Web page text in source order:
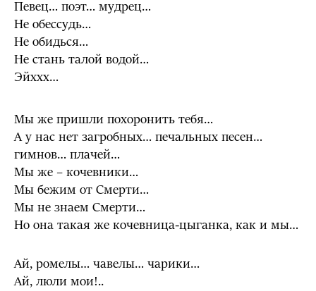
Певец… поэт… мудрец…
Не обессудь…
Не обидься…
Не стань талой водой…
Эйххх…
Мы же пришли похоронить тебя…
А у нас нет загробных… печальных песен…
гимнов… плачей…
Мы же – кочевники…
Мы бежим от Смерти…
Мы не знаем Смерти…
Но она такая же кочевница-цыганка, как и мы…
Ай, ромелы… чавелы… чарики…
Ай, люли мои!..